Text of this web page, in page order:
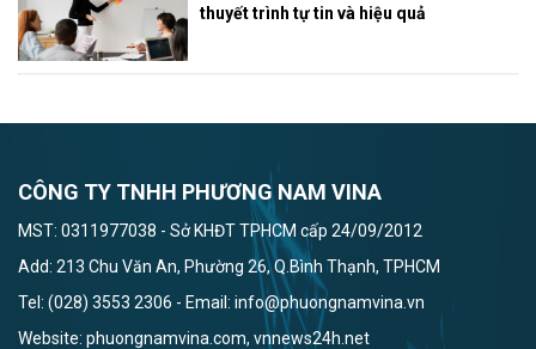
thuyết trình tự tin và hiệu quả
CÔNG TY TNHH PHƯƠNG NAM VINA
MST: 0311977038 - Sở KHĐT TPHCM cấp 24/09/2012
Add: 213 Chu Văn An, Phường 26, Q.Bình Thạnh, TPHCM
Tel: (028) 3553 2306 - Email: info@phuongnamvina.vn
Website: phuongnamvina.com, vnnews24h.net